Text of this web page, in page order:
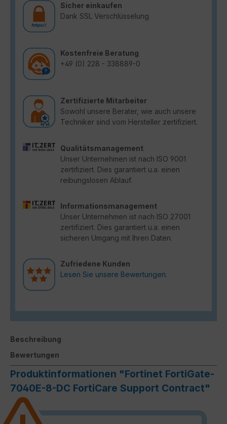
Sicher einkaufen
Dank SSL Verschlüsselung
Kostenfreie Beratung
+49 (0) 228 - 338889-0
Zertifizierte Mitarbeiter
Sowohl unsere Berater, wie auch unsere
Techniker sind vom Hersteller zertifiziert.
Qualitätsmanagement
Unser Unternehmen ist nach ISO 9001
zertifiziert. Dies garantiert u.a. einen
reibungslosen Ablauf.
Informationsmanagement
Unser Unternehmen ist nach ISO 27001
zertifiziert. Dies garantiert u.a. einen
sicheren Umgang mit Ihren Daten.
Zufriedene Kunden
Lesen Sie unsere Bewertungen.
Beschreibung
Bewertungen
Produktinformationen "Fortinet FortiGate-
7040E-8-DC FortiCare Support Contract"